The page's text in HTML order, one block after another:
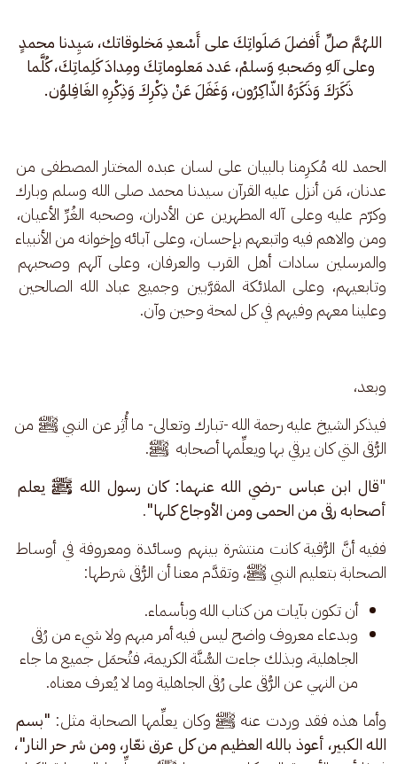
اللهُمَّ صلِّ أَفضلَ صَلَواتِكَ على أَسْعدِ مَخلوقاتك، سَيِدنا محمدٍ
وعلى آلهِ وصَحبهِ وَسلمْ، عَدد مَعلوماتِكَ ومِدادَ كَلِماتِكَ، كُلَّما
ذَكَرَكَ وَذَكَرَهُ الذّاكِرُون، وَغَفَلَ عَنْ ذِكْرِكَ وَذِكْرِهِ الغَافِلوُن.
الحمد لله مُكرِمنا بالبيان على لسان عبده المختار المصطفى من
عدنان، مَن أنزل عليه القرآن سيدنا محمد صلى الله وسلم وبارك
وكرّم عليه وعلى آله المطهرين عن الأدران، وصحبه الغُرِّ الأعيان،
ومن والاهم فيه واتبعهم بإحسان، وعلى آبائه وإخوانه من الأنبياء
والمرسلين سادات أهل القرب والعرفان، وعلى آلهم وصحبهم
وتابعيهم، وعلى الملائكة المقرَّبين وجميع عباد الله الصالحين
وعلينا معهم وفيهم في كل لمحة وحين وآن.
وبعد،
فيذكر الشيخ عليه رحمة الله -تبارك وتعالى- ما أُثِر عن النبي ﷺ من
الرُّقى التي كان يرقي بها ويعلِّمها أصحابه  ﷺ.
"قال ابن عباس -رضي الله عنهما: كان رسول الله ﷺ يعلم
أصحابه رقى من الحمى ومن الأوجاع كلها".
ففيه أنَّ الرُّقية كانت منتشرة بينهم وسائدة ومعروفة في أوساط
الصحابة بتعليم النبي ﷺ، وتقدَّم معنا أن الرُّقى شرطها:
أن تكون بآيات من كتاب الله وبأسماء.
وبدعاء معروف واضح ليس فيه أمر مبهم ولا شيء من رُقى
الجاهلية، وبذلك جاءت السُّنَّة الكريمة، فتُحمَل جميع ما جاء
من النهي عن الرُّقى على رُقى الجاهلية وما لا يُعرف معناه.
وأما هذه فقد وردت عنه ﷺ وكان يعلِّمها الصحابة مثل: "بسم
الله الكبير، أعوذ بالله العظيم من كل عرق نعّار، ومن شر حر النار"،